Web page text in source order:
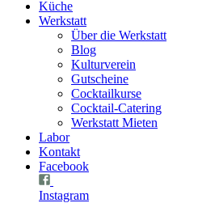
Küche
Werkstatt
Über die Werkstatt
Blog
Kulturverein
Gutscheine
Cocktailkurse
Cocktail-Catering
Werkstatt Mieten
Labor
Kontakt
Facebook
Instagram